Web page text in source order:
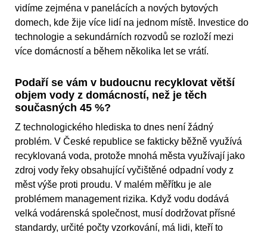
vidíme zejména v panelácích a nových bytových
domech, kde žije více lidí na jednom místě. Investice do
technologie a sekundárních rozvodů se rozloží mezi
více domácností a během několika let se vrátí.
Podaří se vám v budoucnu recyklovat větší
objem vody z domácností, než je těch
současných 45 %?
Z technologického hlediska to dnes není žádný
problém. V České republice se fakticky běžně využívá
recyklovaná voda, protože mnohá města využívají jako
zdroj vody řeky obsahující vyčištěné odpadní vody z
měst výše proti proudu. V malém měřítku je ale
problémem management rizika. Když vodu dodává
velká vodárenská společnost, musí dodržovat přísné
standardy, určité počty vzorkování, má lidi, kteří to